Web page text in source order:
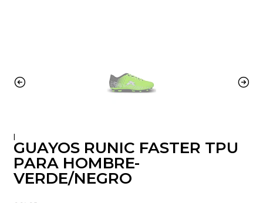
|
GUAYOS RUNIC FASTER TPU
PARA HOMBRE-
VERDE/NEGRO